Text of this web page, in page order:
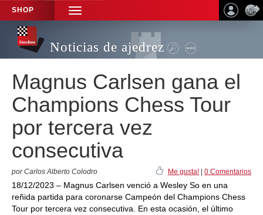
SHOP
TOGGLE
NAVIGATION
Noticias de ajedrez
Magnus Carlsen gana el
Champions Chess Tour
por tercera vez
consecutiva
por Carlos Alberto Colodro Me gusta! 0 Comentarios
18/12/2023 – Magnus Carlsen venció a Wesley So en una
reñida partida para coronarse Campeón del Champions Chess
Tour por tercera vez consecutiva. En esta ocasión, el último